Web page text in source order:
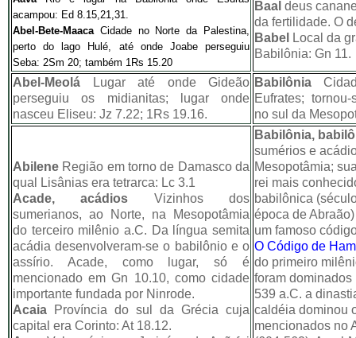
acampou: Ed 8.15,21,31.
Abel-Bete-Maaca Cidade no Norte da Palestina,
perto do lago Hulé, até onde Joabe perseguiu
Seba: 2Sm 20; também 1Rs 15.20
Baal deus
da fertilidade. O
Babel
Local da
Babilônia: Gn 11.
Abel-Meolá
Lugar até onde Gideão
perseguiu os midianitas; lugar onde
nasceu Eliseu: Jz 7.22; 1Rs 19.16.
Babilônia
Eufrates;
no sul da
Abilene Região em torno de Damasco da
qual Lisânias era tetrarca: Lc 3.1
Acade, acádios Vizinhos dos
sumerianos, ao Norte, na Mesopotâmia
do terceiro milênio a.C. Da língua semita
acádia desenvolveram-se o babilônio e o
assírio. Acade, como lugar, só é
mencionado em Gn 10.10, como cidade
importante fundada por Ninrode.
Acaia
Província do sul da Grécia cuja
capital era Corinto: At 18.12.
Babilônia,
sumérios e
Mesopotâmia;
rei mais
babilônica
época de
um famoso
O Código de
do primeiro
foram
539 a.C. a
caldéia dominou
mencionados no